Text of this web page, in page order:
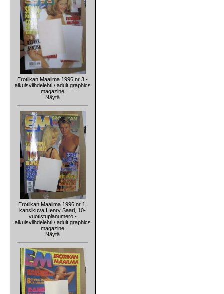
Erotiikan Maailma 1996 nr 3 -
aikuisviihdelehti / adult graphics
magazine
Näytä
Erotiikan Maailma 1996 nr 1,
kansikuva Henry Saari, 10-
vuotistuplanumero -
aikuisviihdelehti / adult graphics
magazine
Näytä